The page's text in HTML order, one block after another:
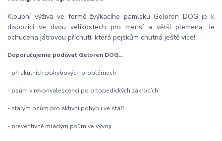
Kloubní výživa ve formě žvýkacího pamlsku Geloren DOG je k
dispozici ve dvou velikostech pro menší a větší plemena. Je
ochucena játrovou příchutí, která pejskům chutná ještě více!
Doporučujeme podávat Geloren DOG...
- při akutních pohybových problémech
- psům v rekonvalescenci po ortopedických zákrocích
- starým psům pro aktivní pohyb i ve stáří
- preventivně mladým psům ve vývoji